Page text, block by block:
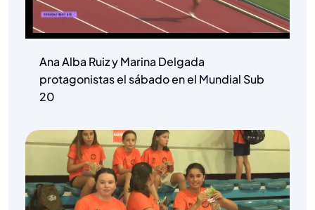
Ana Alba Ruiz y Marina Delgada
protagonistas el sábado en el Mundial Sub
20